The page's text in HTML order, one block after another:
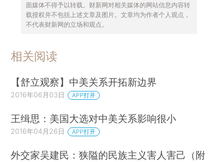
面媒体不得予以转载。财新网对相关媒体的网站信息内容转
载授权并不包括上述文章及图片。文章均为作者个人观点，
不代表财新网的立场和观点。
相关阅读
【舒立观察】中美关系开拓新边界
2016年06月03日 APP打开
王缉思：美国大选对中美关系影响很小
2016年04月26日 APP打开
外交家吴建民：狭隘的民族主义害人害己（附